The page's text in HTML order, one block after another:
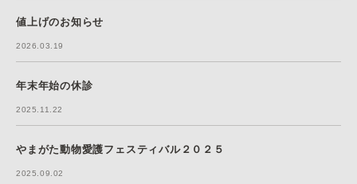
値上げのお知らせ
2026.03.19
年末年始の休診
2025.11.22
やまがた動物愛護フェスティバル２０２５
2025.09.02